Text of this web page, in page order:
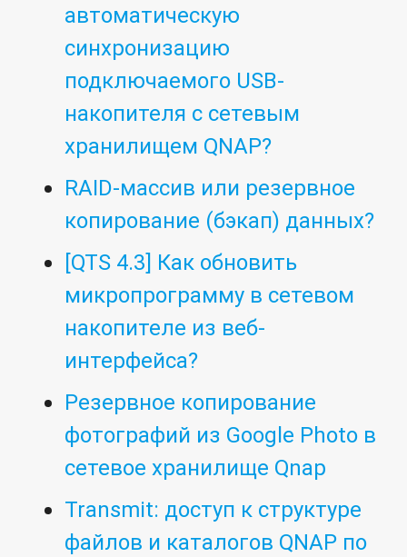
автоматическую
синхронизацию
подключаемого USB-
накопителя с сетевым
хранилищем QNAP?
RAID-массив или резервное
копирование (бэкап) данных?
[QTS 4.3] Как обновить
микропрограмму в сетевом
накопителе из веб-
интерфейса?
Резервное копирование
фотографий из Google Photo в
сетевое хранилище Qnap
Transmit: доступ к структуре
файлов и каталогов QNAP по